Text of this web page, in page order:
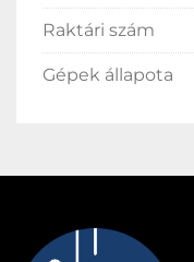
Raktári szám
Gépek állapota